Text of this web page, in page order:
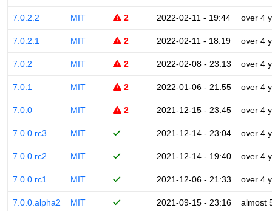
7.0.2.2 MIT 2 2022-02-11 - 19:44 over 4
7.0.2.1 MIT 2 2022-02-11 - 18:19 over 4
7.0.2 MIT 2 2022-02-08 - 23:13 over 4
7.0.1 MIT 2 2022-01-06 - 21:55 over 4
7.0.0 MIT 2 2021-12-15 - 23:45 over 4
7.0.0.rc3 MIT 2021-12-14 - 23:04 over 4
7.0.0.rc2 MIT 2021-12-14 - 19:40 over 4
7.0.0.rc1 MIT 2021-12-06 - 21:33 over 4
7.0.0.alpha2 MIT 2021-09-15 - 23:16 almost